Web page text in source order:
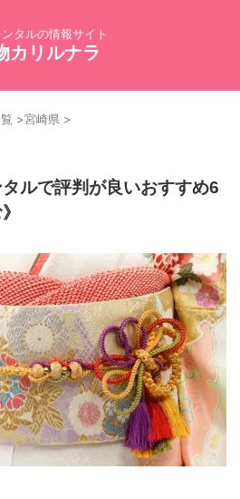
タルの情報サイト
カリルナラ
>宮崎県 >
タルで評判が良いおすすめ6